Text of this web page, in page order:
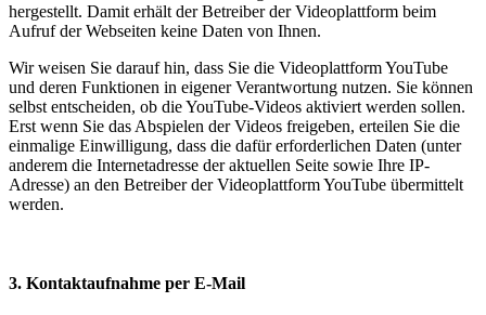
hergestellt. Damit erhält der Betreiber der Videoplattform beim
Aufruf der Webseiten keine Daten von Ihnen.
Wir weisen Sie darauf hin, dass Sie die Videoplattform YouTube
und deren Funktionen in eigener Verantwortung nutzen. Sie können
selbst entscheiden, ob die YouTube-Videos aktiviert werden sollen.
Erst wenn Sie das Abspielen der Videos freigeben, erteilen Sie die
einmalige Einwilligung, dass die dafür erforderlichen Daten (unter
anderem die Internetadresse der aktuellen Seite sowie Ihre IP-
Adresse) an den Betreiber der Videoplattform YouTube übermittelt
werden.
3. Kontaktaufnahme per E-Mail